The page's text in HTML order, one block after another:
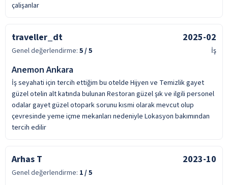
çalişanlar
traveller_dt 2025-02
Genel değerlendirme: 5/ 5 İş
Anemon Ankara
İş seyahati için tercih ettiğim bu otelde Hijyen ve Temizlik gayet
güzel otelin alt katında bulunan Restoran güzel şık ve ilgili personel
odalar gayet güzel otopark sorunu kısmi olarak mevcut olup
çevresinde yeme içme mekanları nedeniyle Lokasyon bakımından
tercih edilir
Arhas T 2023-10
Genel değerlendirme: 1/ 5